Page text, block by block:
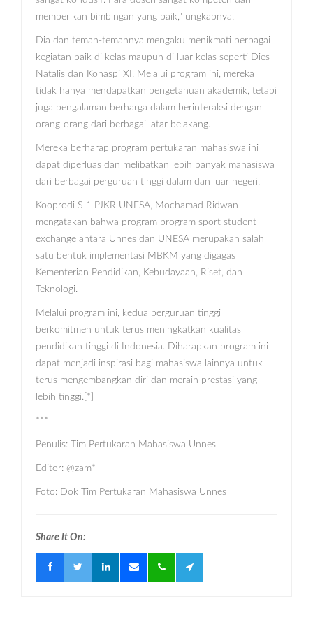
memberikan bimbingan yang baik," ungkapnya.
Dia dan teman-temannya mengaku menikmati berbagai
kegiatan baik di kelas maupun di luar kelas seperti Dies
Natalis dan Konaspi XI. Melalui program ini, mereka
tidak hanya mendapatkan pengetahuan akademik, tetapi
juga pengalaman berharga dalam berinteraksi dengan
orang-orang dari berbagai latar belakang.
Mereka berharap program pertukaran mahasiswa ini
dapat diperluas dan melibatkan lebih banyak mahasiswa
dari berbagai perguruan tinggi dalam dan luar negeri.
Kooprodi S-1 PJKR UNESA, Mochamad Ridwan
mengatakan bahwa program program sport student
exchange antara Unnes dan UNESA merupakan salah
satu bentuk implementasi MBKM yang digagas
Kementerian Pendidikan, Kebudayaan, Riset, dan
Teknologi.
Melalui program ini, kedua perguruan tinggi
berkomitmen untuk terus meningkatkan kualitas
pendidikan tinggi di Indonesia. Diharapkan program ini
dapat menjadi inspirasi bagi mahasiswa lainnya untuk
terus mengembangkan diri dan meraih prestasi yang
lebih tinggi.[*]
***
Penulis: Tim Pertukaran Mahasiswa Unnes
Editor: @zam*
Foto: Dok Tim Pertukaran Mahasiswa Unnes
Share It On: